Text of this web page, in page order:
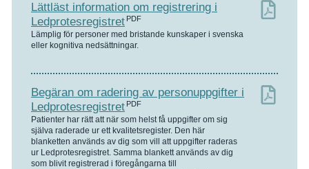
Lättläst information om registrering i
Ledprotesregistret PDF
Lämplig för personer med bristande kunskaper i svenska
eller kognitiva nedsättningar.
Begäran om radering av personuppgifter i
Ledprotesregistret PDF
Patienter har rätt att när som helst få uppgifter om sig
själva raderade ur ett kvalitetsregister. Den här
blanketten används av dig som vill att uppgifter raderas
ur Ledprotesregistret. Samma blankett används av dig
som blivit registrerad i föregångarna till